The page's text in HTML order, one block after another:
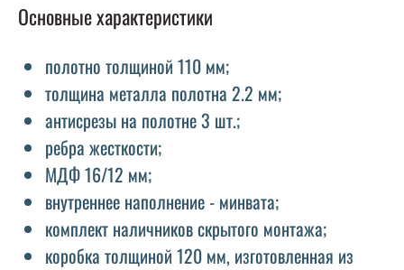
Основные характеристики
полотно толщиной 110 мм;
толщина металла полотна 2.2 мм;
антисрезы на полотне 3 шт.;
ребра жесткости;
МДФ 16/12 мм;
внутреннее наполнение - минвата;
комплект наличников скрытого монтажа;
коробка толщиной 120 мм, изготовленная из